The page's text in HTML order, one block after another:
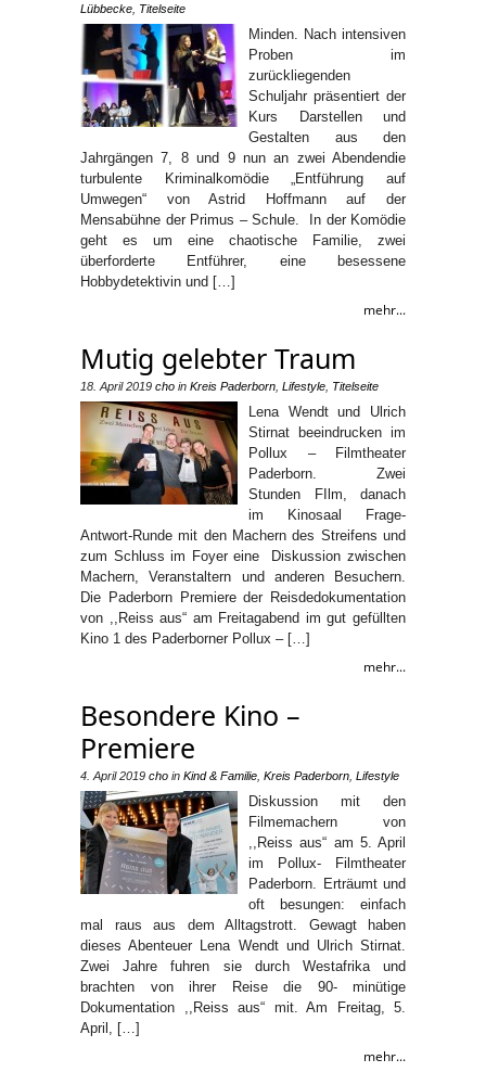
Lübbecke Titelseite
Minden. Nach intensiven
Proben im
zurückliegenden
Schuljahr präsentiert der
Kurs Darstellen und
Gestalten aus den
Jahrgängen 7, 8 und 9 nun an zwei Abendendie
turbulente Kriminalkomödie „Entführung auf
Umwegen“ von Astrid Hoffmann auf der
Mensabühne der Primus – Schule. In der Komödie
geht es um eine chaotische Familie, zwei
überforderte Entführer, eine besessene
Hobbydetektivin und […]
mehr...
Mutig gelebter Traum
18. April 2019 cho in Kreis Paderborn Lifestyle Titelseite
Lena Wendt und Ulrich
Stirnat beeindrucken im
Pollux – Filmtheater
Paderborn. Zwei
Stunden FIlm, danach
im Kinosaal Frage-
Antwort-Runde mit den Machern des Streifens und
zum Schluss im Foyer eine Diskussion zwischen
Machern, Veranstaltern und anderen Besuchern.
Die Paderborn Premiere der Reisdedokumentation
von ,,Reiss aus“ am Freitagabend im gut gefüllten
Kino 1 des Paderborner Pollux – […]
mehr...
Besondere Kino –
Premiere
4. April 2019 cho in Kind & Familie Kreis Paderborn Lifestyle
Diskussion mit den
Filmemachern von
,,Reiss aus“ am 5. April
im Pollux- Filmtheater
Paderborn. Erträumt und
oft besungen: einfach
mal raus aus dem Alltagstrott. Gewagt haben
dieses Abenteuer Lena Wendt und Ulrich Stirnat.
Zwei Jahre fuhren sie durch Westafrika und
brachten von ihrer Reise die 90- minütige
Dokumentation ,,Reiss aus“ mit. Am Freitag, 5.
April, […]
mehr...